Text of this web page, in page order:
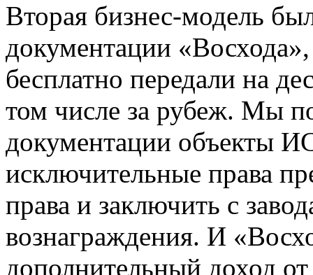
Вторая бизнес-модель
документации
бесплатно передали на
том числе за рубеж. Мы
документации объекты
исключительные права
права и заключить с
вознаграждения. И
дополнительный доход